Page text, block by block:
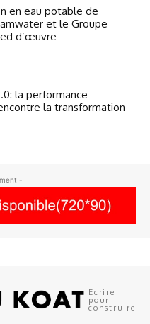
en eau potable de
et le Groupe
d’œuvre
la performance
la transformation
-
Ecrire
pour
construire